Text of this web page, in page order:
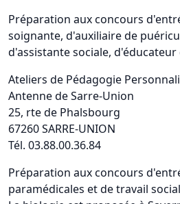
Préparation aux concours
soignante, d'auxiliaire de
d'assistante sociale,
Ateliers de Pédagogie
Antenne de Sarre-Union
25, rte de Phalsbourg
67260 SARRE-UNION
Tél. 03.88.00.36.84
Préparation aux concours
paramédicales et de travail